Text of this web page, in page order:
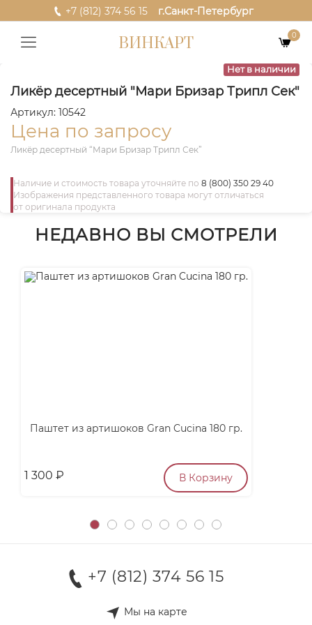
+7 (812) 374 56 15 г.Санкт-Петербург
ВИНКАРТ 0
Нет в наличии
Ликёр десертный "Мари Бризар Трипл Сек"
Артикул: 10542
Цена по запросу
Ликёр десертный “Мари Бризар Трипл Сек”
Наличие и стоимость товара уточняйте по 8 (800) 350 29 40
Изображения представленного товара могут отличаться
от оригинала продукта
НЕДАВНО ВЫ СМОТРЕЛИ
Паштет из артишоков Gran Cucina 180 гр.
1 300 ₽ В Корзину
+7 (812) 374 56 15
Мы на карте